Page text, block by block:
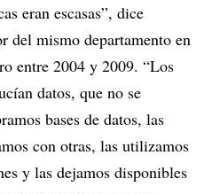
eran escasas”, dice
del mismo departamento en
entre 2004 y 2009. “Los
datos, que no se
bases de datos, las
con otras, las utilizamos
y las dejamos disponibles